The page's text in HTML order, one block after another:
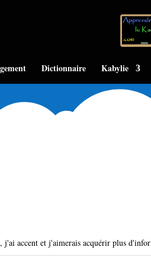
Dictionnaire Kabylie
accent et j'aimerais acquérir plus